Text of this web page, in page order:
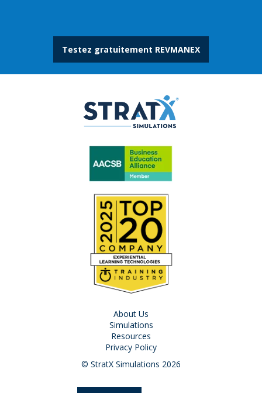
Testez gratuitement REVMANEX
About Us
Simulations
Resources
Privacy Policy
© StratX Simulations 2026